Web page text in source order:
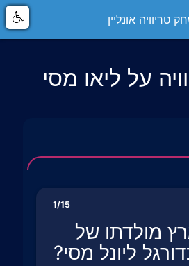
טריוויה אונליין
על ליאו מסי
1/15
מולדתו של
ליונל מסי?